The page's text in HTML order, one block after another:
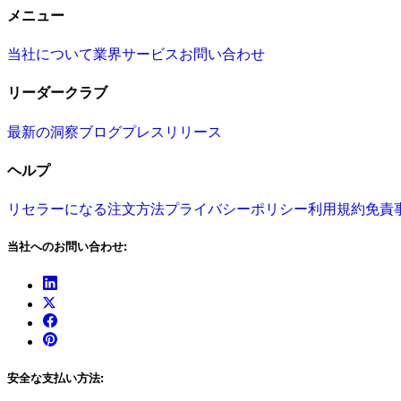
メニュー
当社について業界サービスお問い合わせ
リーダークラブ
最新の洞察ブログプレスリリース
ヘルプ
リセラーになる注文方法プライバシーポリシー利用規約免責
当社へのお問い合わせ:
安全な支払い方法: